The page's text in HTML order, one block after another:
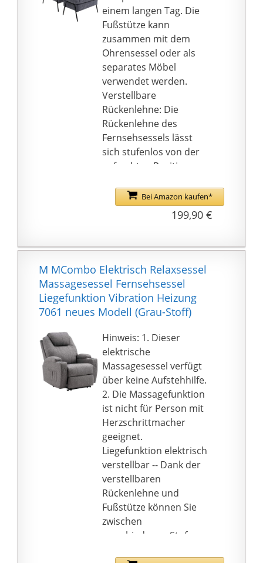
einem langen Tag. Die
Fußstütze kann
zusammen mit dem
Ohrensessel oder als
separates Möbel
verwendet werden.
Verstellbare
Rückenlehne: Die
Rückenlehne des
Fernsehsessels lässt
sich stufenlos von der
aufrechten Position
zurückgelehnten
Position (155°)
verstellen und bietet so
perfekt zum Lesen,
Fernsehen oder
Schlafen
Wie eine weiche
Umarmung: Mit seiner
weichen Oberfläche,
der superdick
gepolsterten Sitzfläche
und der Rückenlehne
bietet Ihnen der
Wohnzimmer-Stuhl die
Unterstützung und den
Komfort, den Sie
verdienen. Lassen Sie
sich von seiner weichen
Polsterung
umschließen.
Stabile Struktur: Der
solide Stahlrahmen und
die
pulverbeschichteten
Bei Amazon kaufen*
199,90 €
M MCombo Elektrisch Relaxsessel
Massagesessel Fernsehsessel
Liegefunktion Vibration Heizung
7061 neues Modell (Grau-Stoff)
Hinweis: 1. Dieser
elektrische
Massagesessel verfügt
über keine Aufstehhilfe.
2. Die Massagefunktion
ist nicht für Person mit
Herzschrittmacher
geeignet.
Liegefunktion elektrisch
verstellbar -- Dank der
verstellbaren
Rückenlehne und
Fußstütze können Sie
zwischen
verschiedenen Stufen